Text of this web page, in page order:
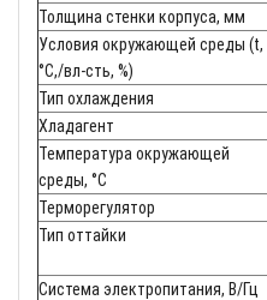
Толщина стенки корпуса, мм
Условия окружающей среды (t,
°C,/вл-сть, %)
Тип охлаждения
Хладагент
Температура окружающей
среды, °С
Терморегулятор
Тип оттайки
Система электропитания, В/Гц